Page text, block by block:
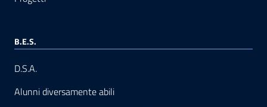
B.E.S.
D.S.A.
Alunni diversamente abili